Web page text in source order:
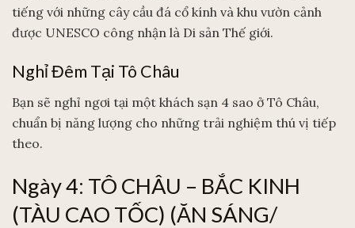
tiếng với những cây cầu đá cổ kính và khu vườn cảnh
được UNESCO công nhận là Di sản Thế giới.
Nghỉ Đêm Tại Tô Châu
Bạn sẽ nghỉ ngơi tại một khách sạn 4 sao ở Tô Châu,
chuẩn bị năng lượng cho những trải nghiệm thú vị tiếp
theo.
Ngày 4: TÔ CHÂU – BẮC KINH
(TÀU CAO TỐC) (ĂN SÁNG/